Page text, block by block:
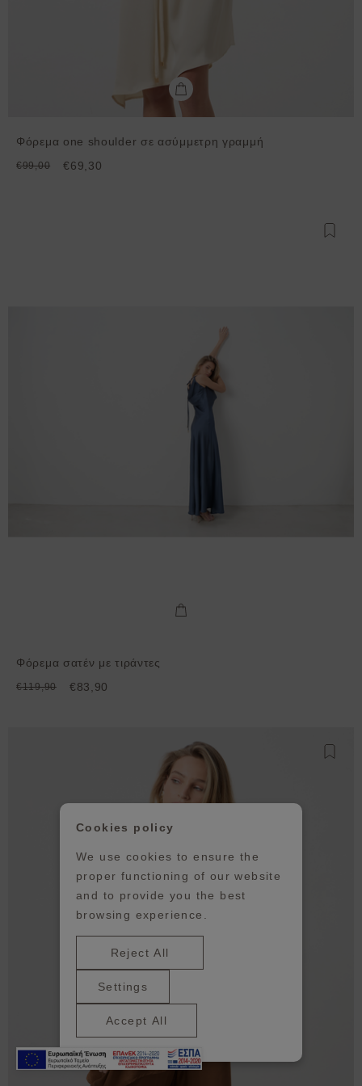
Φόρεμα one shoulder σε ασύμμετρη γραμμή
€99,00 €69,30
Φόρεμα σατέν με τιράντες
€119,90 €83,90
Cookies policy
We use cookies to ensure the
proper functioning of our website
and to provide you the best
browsing experience.
Reject All
Settings
Accept All